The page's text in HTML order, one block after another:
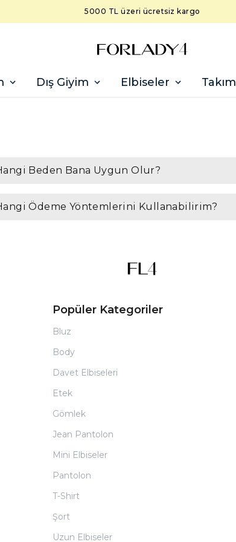
Dış Giyim Elbiseler Takım
Beden Bana Uygun Olur?
Ödeme Yöntemlerini Kullanabilirim?
Popüler Kategoriler
Bluz
Body
Davet Elbiseleri
Etek
Gömlek
Jean Pantolon
Mini Elbiseler
Pantolon
T-Shirt
Şort
Uzun Elbiseler